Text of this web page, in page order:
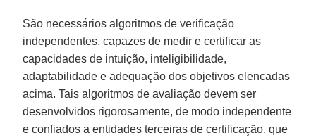
São necessários algoritmos de verificação
independentes, capazes de medir e certificar as
capacidades de intuição, inteligibilidade,
adaptabilidade e adequação dos objetivos elencadas
acima. Tais algoritmos de avaliação devem ser
desenvolvidos rigorosamente, de modo independente
e confiados a entidades terceiras de certificação, que